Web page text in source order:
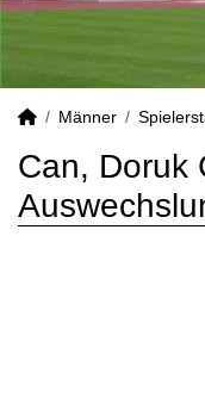
Männer
Can, Doruk